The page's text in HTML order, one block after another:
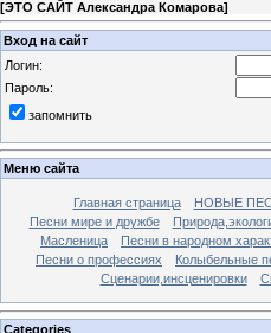
[ЭТО САЙТ Александра Комарова]
Вход на сайт
Логин:
Пароль:
запомнить
Меню сайта
Главная страница НОВЫЕ
Песни мире и дружбе
Масленица
Песни в народном
Песни о профессиях
Колыбельные
Сценарии,инсценировки
Categories